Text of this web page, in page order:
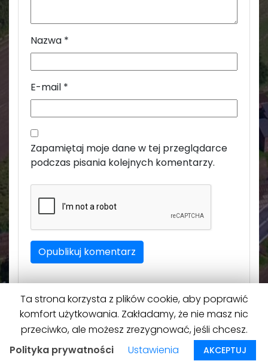
Nazwa *
E-mail *
Zapamiętaj moje dane w tej przeglądarce
podczas pisania kolejnych komentarzy.
© 2026Roszków Na górę↑
Ta strona korzysta z plików cookie, aby poprawić
komfort użytkowania. Zakładamy, że nie masz nic
przeciwko, ale możesz zrezygnować, jeśli chcesz.
Polityka prywatności
Ustawienia AKCEPTUJ